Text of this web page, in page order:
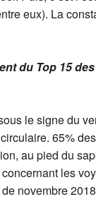
eux). La
du Top 15
le signe du
65%
au pied du
les
novembre